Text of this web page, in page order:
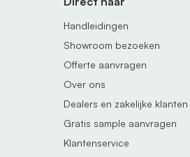
Handleidingen
Showroom bezoeken
Offerte aanvragen
Over ons
Dealers en zakelijke klanten
Gratis sample aanvragen
Klantenservice